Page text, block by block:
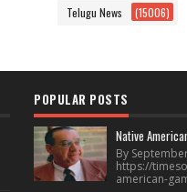
Telugu News (15006)
POPULAR POSTS
Native
By
https://
american-